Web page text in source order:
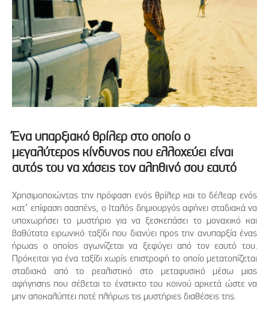
Ένα υπαρξιακό θρίλερ στο οποίο ο
μεγαλύτερος κίνδυνος που ελλοχεύει είναι
αυτός του να χάσεις τον αληθινό σου εαυτό
Χρησιμοποιώντας την πρόφαση ενός θρίλερ και το δέλεαρ ενός
κατ’ επίφαση σασπένς, ο Ιταλός δημιουργός αφήνει σταδιακά να
υποχωρήσει το μυστήριο για να ξεσκεπάσει το μοναχικό και
βαθύτατα ειρωνικό ταξίδι που διανύει προς την ανυπαρξία ένας
ήρωας ο οποίος αγωνίζεται να ξεφύγει από τον εαυτό του.
Πρόκειται για ένα ταξίδι χωρίς επιστροφή το οποίο μετατοπίζεται
σταδιακά από το ρεαλιστικό στο μεταφυσικό μέσω μιας
αφήγησης που σέβεται το ένστικτο του κοινού αρκετά ώστε να
μην αποκαλύπτει ποτέ πλήρως τις μυστήριες διαθέσεις της.